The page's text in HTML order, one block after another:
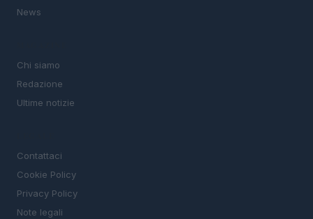
News
Chi siamo
Redazione
Ultime notizie
Contattaci
Cookie Policy
Privacy Policy
Note legali